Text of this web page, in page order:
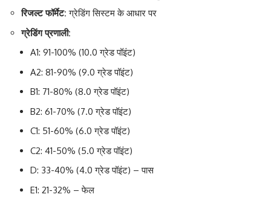
रिजल्ट फॉर्मेट: ग्रेडिंग सिस्टम के आधार पर
ग्रेडिंग प्रणाली:
A1: 91-100% (10.0 ग्रेड पॉइंट)
A2: 81-90% (9.0 ग्रेड पॉइंट)
B1: 71-80% (8.0 ग्रेड पॉइंट)
B2: 61-70% (7.0 ग्रेड पॉइंट)
C1: 51-60% (6.0 ग्रेड पॉइंट)
C2: 41-50% (5.0 ग्रेड पॉइंट)
D: 33-40% (4.0 ग्रेड पॉइंट) – पास
E1: 21-32% – फेल